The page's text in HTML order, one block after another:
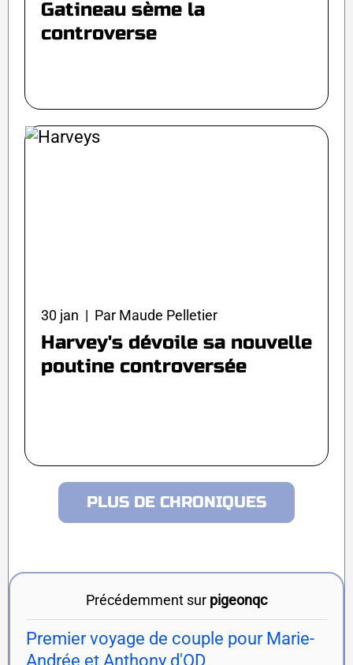
Gatineau sème la
controverse
30 jan | Par Maude Pelletier
Harvey's dévoile sa nouvelle
poutine controversée
PLUS DE CHRONIQUES
Précédemment sur pigeonqc
Premier voyage de couple pour Marie-
Andrée et Anthony d'OD